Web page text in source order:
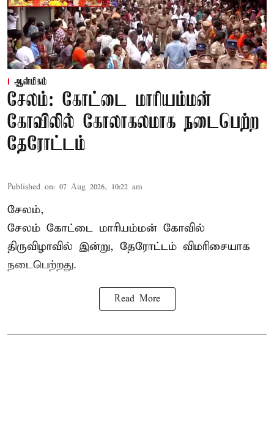
ஆன்மிகம்
சேலம்: கோட்டை மாரியம்மன்
கோவிலில் கோலாகலமாக நடைபெற்ற
தேரோட்டம்
Published on: 07 Aug 2026, 10:22 am
சேலம்,
சேலம் கோட்டை மாரியம்மன் கோவில்
திருவிழாவில் இன்று, தேரோட்டம் விமரிசையாக
நடைபெற்றது.
Read More